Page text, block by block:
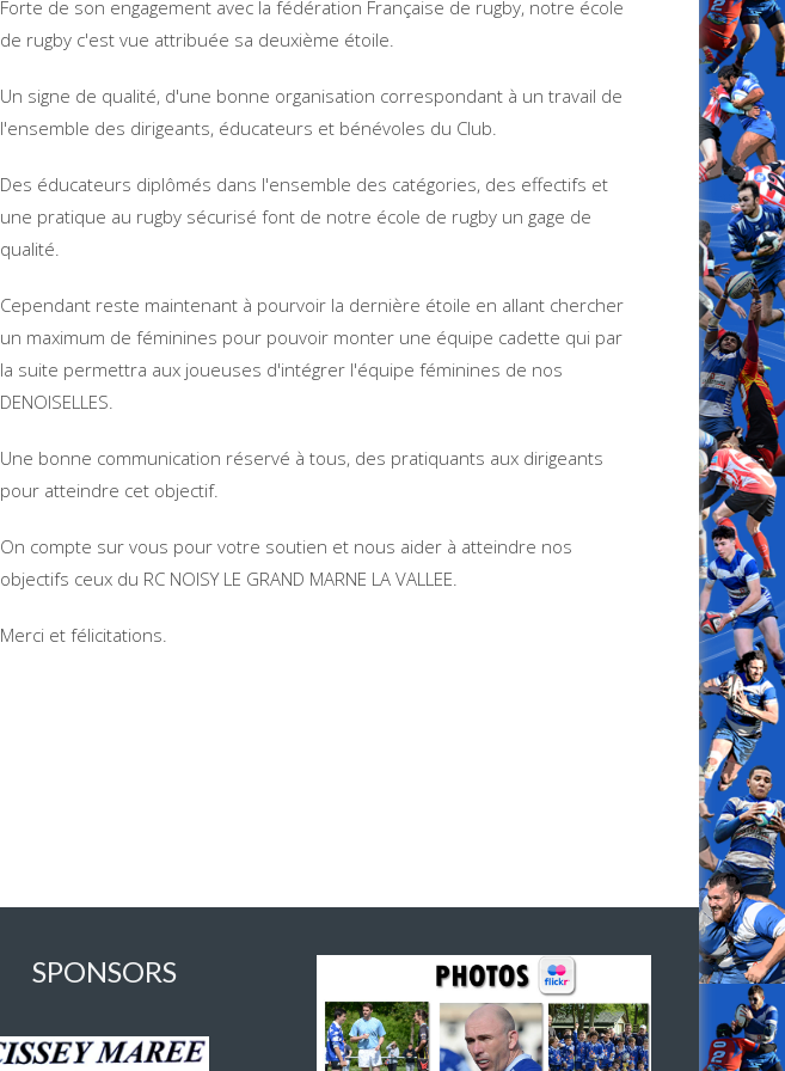
Forte de son engagement avec la fédération Française de rugby, notre école
de rugby c'est vue attribuée sa deuxième étoile.
Un signe de qualité, d'une bonne organisation correspondant à un travail de
l'ensemble des dirigeants, éducateurs et bénévoles du Club.
Des éducateurs diplômés dans l'ensemble des catégories, des effectifs et
une pratique au rugby sécurisé font de notre école de rugby un gage de
qualité.
Cependant reste maintenant à pourvoir la dernière étoile en allant chercher
un maximum de féminines pour pouvoir monter une équipe cadette qui par
la suite permettra aux joueuses d'intégrer l'équipe féminines de nos
DENOISELLES.
Une bonne communication réservé à tous, des pratiquants aux dirigeants
pour atteindre cet objectif.
On compte sur vous pour votre soutien et nous aider à atteindre nos
objectifs ceux du RC NOISY LE GRAND MARNE LA VALLEE.
Merci et félicitations.
SPONSORS